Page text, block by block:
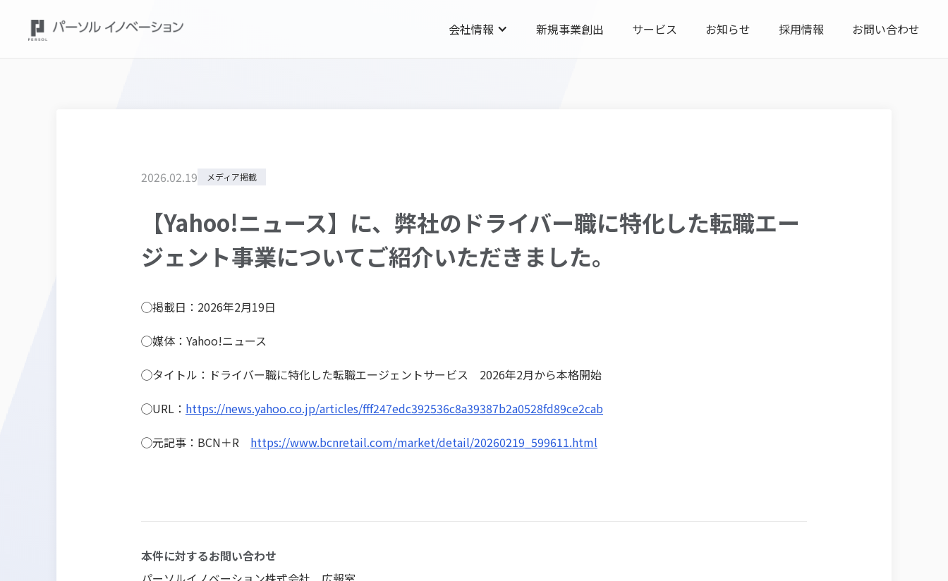
会社情報 新規事業創出 サービス お知らせ 採用情報 お問い合わせ
2026.02.19 メディア掲載
【Yahoo!ニュース】に、弊社のドライバー職に特化した転職エー
ジェント事業についてご紹介いただきました。
◯掲載日：2026年2月19日
◯媒体：Yahoo!ニュース
◯タイトル：ドライバー職に特化した転職エージェントサービス 2026年2月から本格開始
◯URL： https://news.yahoo.co.jp/articles/fff247edc392536c8a39387b2a0528fd89ce2cab
◯元記事：BCN＋R https://www.bcnretail.com/market/detail/20260219_599611.html
本件に対するお問い合わせ